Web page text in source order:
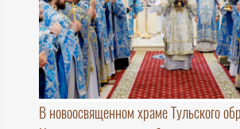
В новоосвященном храме Тульского